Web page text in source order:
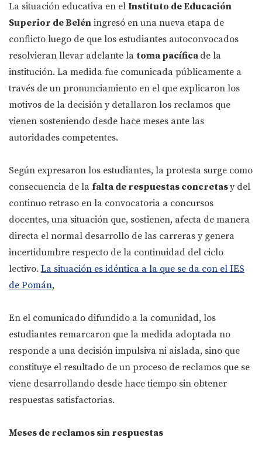
La situación educativa en el Instituto de Educación
Superior de Belén ingresó en una nueva etapa de
conflicto luego de que los estudiantes autoconvocados
resolvieran llevar adelante la toma pacífica de la
institución. La medida fue comunicada públicamente a
través de un pronunciamiento en el que explicaron los
motivos de la decisión y detallaron los reclamos que
vienen sosteniendo desde hace meses ante las
autoridades competentes.
Según expresaron los estudiantes, la protesta surge como
consecuencia de la falta de respuestas concretasy del
continuo retraso en la convocatoria a concursos
docentes, una situación que, sostienen, afecta de manera
directa el normal desarrollo de las carreras y genera
incertidumbre respecto de la continuidad del ciclo
lectivo. La situación es idéntica a la que se da con el IES
de Pomán,
En el comunicado difundido a la comunidad, los
estudiantes remarcaron que la medida adoptada no
responde a una decisión impulsiva ni aislada, sino que
constituye el resultado de un proceso de reclamos que se
viene desarrollando desde hace tiempo sin obtener
respuestas satisfactorias.
Meses de reclamos sin respuestas